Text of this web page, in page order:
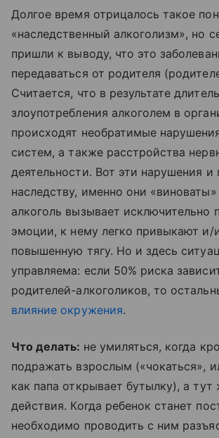
Долгое время отрицалось такое
«наследственный алкоголизм», но
пришли к выводу, что это
передаваться от родителя
Считается, что в результате
злоупотребления алкоголем в
происходят необратимые
систем, а также расстройства
деятельности. Вот эти нарушения и
наследству, именно они
алкоголь вызывает исключительно
эмоции, к нему легко привыкают и/
повышенную тягу. Но и здесь
управляема: если 50% риска
родителей-алкоголиков, то
влияние окружения.
Что делать: не умиляться, когда
подражать взрослым («чокаться»,
как папа открывает бутылку), а тут
действия. Когда ребенок станет
необходимо проводить с ним